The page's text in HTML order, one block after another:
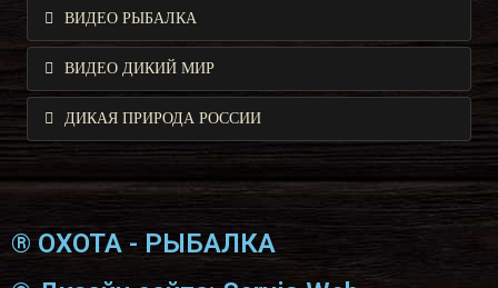
ВИДЕО РЫБАЛКА
ВИДЕО ДИКИЙ МИР
ДИКАЯ ПРИРОДА РОССИИ
® ОХОТА - РЫБАЛКА